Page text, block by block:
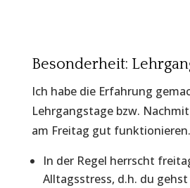
Besonderheit:
Ich habe die Erfahrung
Lehrgangstage bzw.
am Freitag gut funktionieren.
In der Regel herrscht
Alltagsstress, d.h. du